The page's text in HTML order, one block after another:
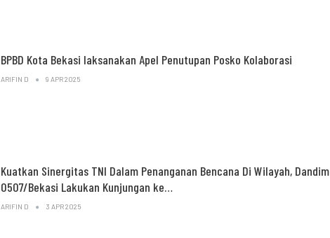
BPBD Kota Bekasi laksanakan Apel Penutupan Posko Kolaborasi
ARIFIN D 9 APR 2025
Kuatkan Sinergitas TNI Dalam Penanganan Bencana Di Wilayah, Dandim
0507/Bekasi Lakukan Kunjungan ke…
ARIFIN D 3 APR 2025